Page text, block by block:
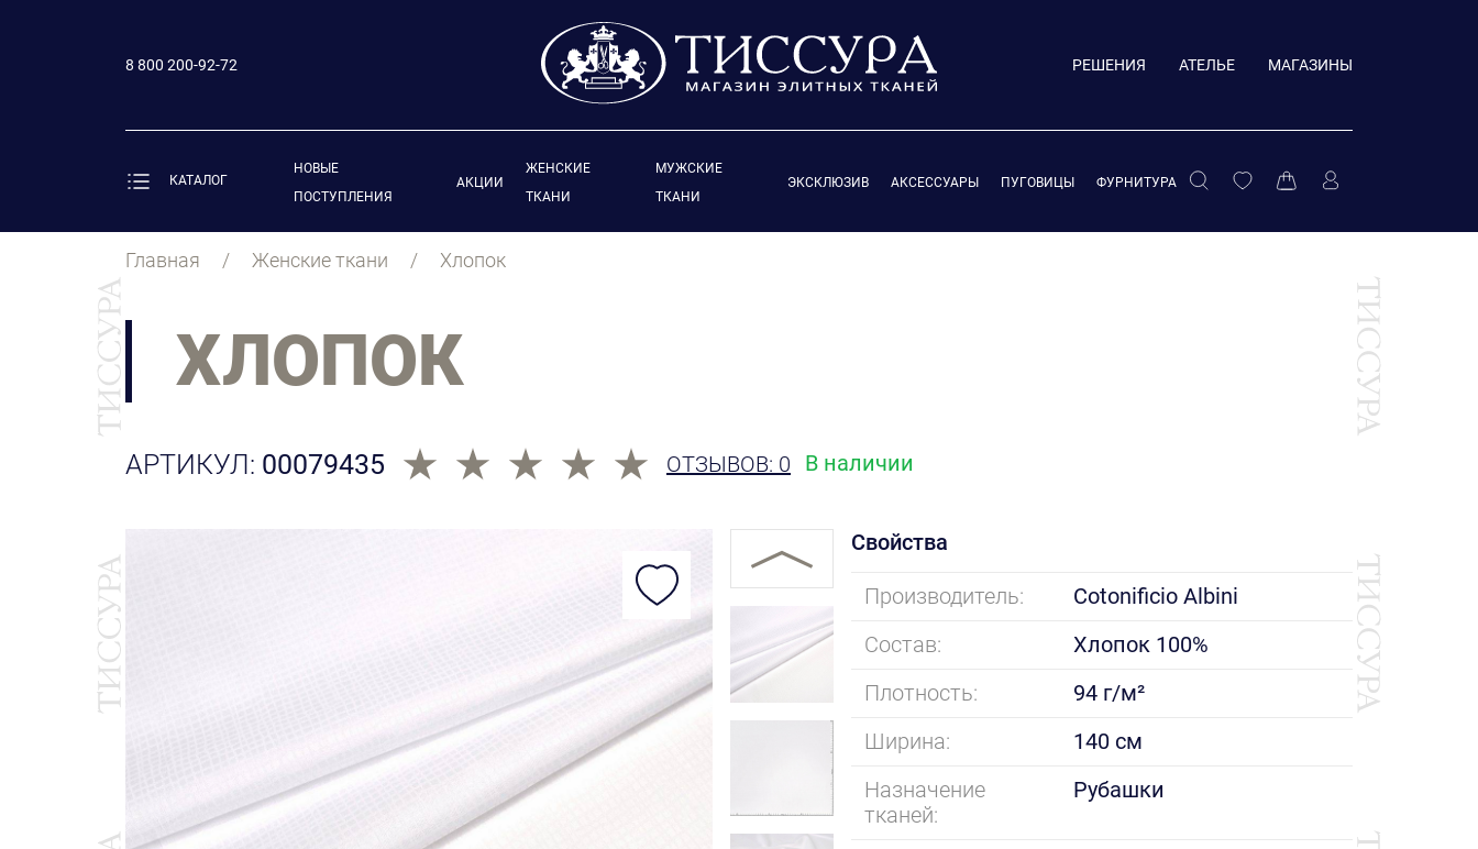
8 800 200-92-72 РЕШЕНИЯ АТЕЛЬЕ МАГАЗИНЫ
КАТАЛОГ
НОВЫЕ
ПОСТУПЛЕНИЯ
АКЦИИ
ЖЕНСКИЕ
ТКАНИ
МУЖСКИЕ
ТКАНИ
ЭКСКЛЮЗИВ АКСЕССУАРЫ ПУГОВИЦЫ ФУРНИТУРА
Главная Женские ткани Хлопок
ХЛОПОК
АРТИКУЛ: 00079435 ОТЗЫВОВ: 0 В наличии
Свойства
Производитель:
Cotonificio Albini
Состав:
Хлопок 100%
Плотность:
94 г/м²
Ширина:
140 см
Назначение
тканей:
Рубашки